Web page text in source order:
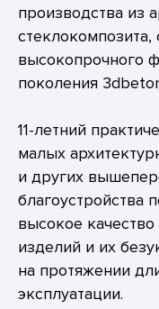
производства из
высокопрочного
поколения
11-летний
малых
и других
благоустройства
высокое
изделий и их
на протяжении
эксплуатации.